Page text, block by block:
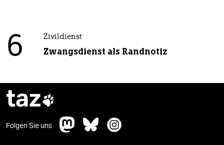
6 Zivildienst
Zwangsdienst als Randnotiz
taz
Folgen Sie uns